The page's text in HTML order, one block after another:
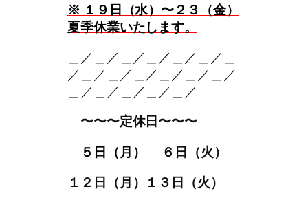
※ １９日（水）〜２３（金）
夏季休業いたします。
＿／＿／＿／＿／＿／＿／＿
／＿／＿／＿／＿／＿／＿／
＿／＿／＿／＿／＿／
〜〜〜定休日〜〜〜
５日（月）
６日（火）
１２日（月）１３日（火）